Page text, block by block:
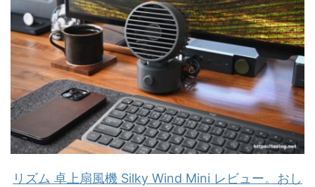
リズム 卓上扇風機 Silky Wind Mini レビュー。おし